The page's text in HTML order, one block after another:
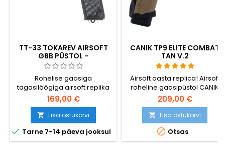
TT-33 TOKAREV AIRSOFT
GBB PÜSTOL -
NÕUKOGUDE II
MAAILMASÕJA AEGNE
KÜLGPÜSS, TÄISMETALL
Rohelise gaasiga
tagasilöögiga airsoft replika
TT-33 Tokarevist - Fjodor
Tokarevi ikoonilisest
nõukogude
poolautomaatsest püstolist,
mis oli Punaarmee ohvitseri
standardne külgpüss kogu
169,00 €
 Lisa ostukorvi
 Tarne 7-14 päeva jooksul
CANIK TP9 ELITE COMBAT
TAN V.2
Airsoft aasta replica! Airsoft
roheline gaasipüstol CANIK
TP9 Elite Combat - ametlik
CANIK replica TAN värviga,
valmistatud tootja litsentsi
alusel, äärmiselt realistlik.
209,00 €
 Lisa ostukorvi
 Otsas